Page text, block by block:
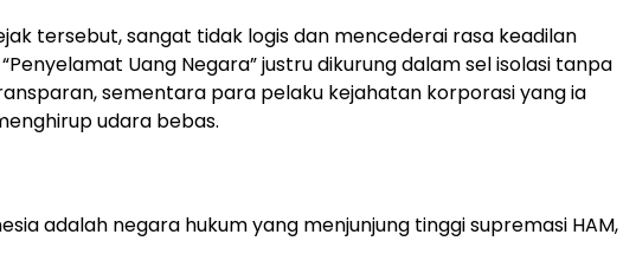
tersebut, sangat tidak logis dan mencederai rasa keadilan
Uang Negara” justru dikurung dalam sel isolasi tanpa
sementara para pelaku kejahatan korporasi yang ia
udara bebas.
adalah negara hukum yang menjunjung tinggi supremasi HAM,